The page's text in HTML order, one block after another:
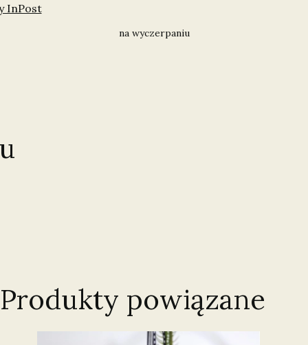
InPost
na wyczerpaniu
Produkty powiązane